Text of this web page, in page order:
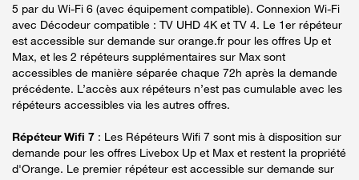
5 par du Wi-Fi 6 (avec équipement compatible). Connexion Wi-Fi
avec Décodeur compatible : TV UHD 4K et TV 4. Le 1er répéteur
est accessible sur demande sur orange.fr pour les offres Up et
Max, et les 2 répéteurs supplémentaires sur Max sont
accessibles de manière séparée chaque 72h après la demande
précédente. L’accès aux répéteurs n’est pas cumulable avec les
répéteurs accessibles via les autres offres.
Répéteur Wifi 7 : Les Répéteurs Wifi 7 sont mis à disposition sur
demande pour les offres Livebox Up et Max et restent la propriété
d'Orange. Le premier répéteur est accessible sur demande sur